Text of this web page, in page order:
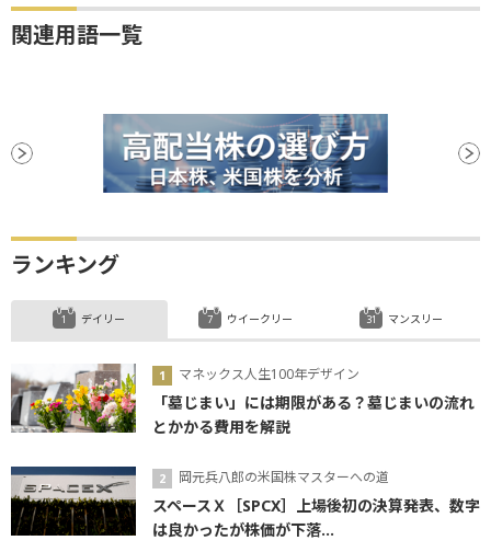
関連用語一覧
ランキング
デイリー
マネックス人生100年デザイン
「墓じまい」には期限がある？墓じまいの流れ
とかかる費用を解説
岡元兵八郎の米国株マスターへの道
スペースＸ［SPCX］上場後初の決算発表、数字
は良かったが株価が下落...
ウイークリー マンスリー